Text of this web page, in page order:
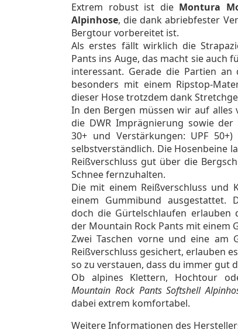
Extrem robust ist die Montura
Alpinhose, die dank abriebfester
Bergtour vorbereitet ist.
Als erstes fällt wirklich die
Pants ins Auge, das macht sie auch
interessant. Gerade die Partien
besonders mit einem Ripstop-
dieser Hose trotzdem dank
In den Bergen müssen wir auf alles
die DWR Imprägnierung sowie der
30+ und Verstärkungen: UPF
selbstverständlich. Die Hosenbeine
Reißverschluss gut über die
Schnee fernzuhalten.
Die mit einem Reißverschluss
einem Gummibund ausgestattet.
doch die Gürtelschlaufen erlauben
der Mountain Rock Pants mit einem
Zwei Taschen vorne und eine am
Reißverschluss gesichert, erlauben
so zu verstauen, dass du immer gut
Ob alpines Klettern, Hochtour
Mountain Rock Pants Softshell
dabei extrem komfortabel.
Weitere Informationen des